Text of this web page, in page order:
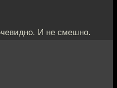
И не смешно.